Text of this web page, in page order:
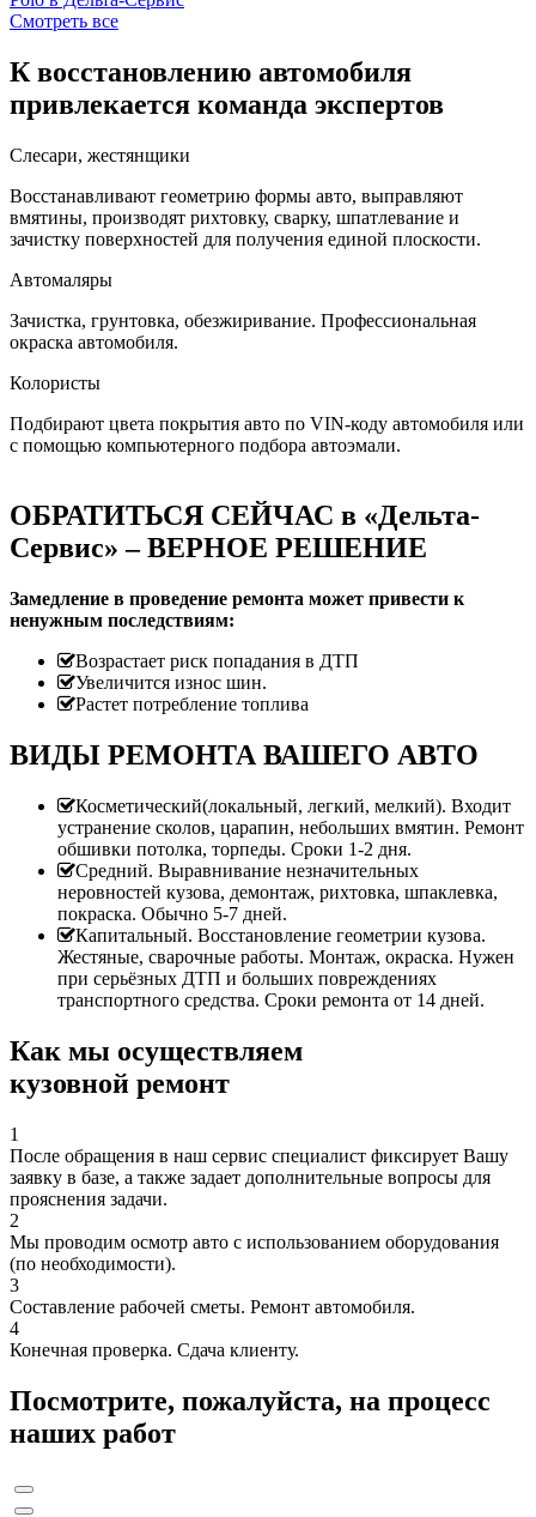
Смотреть все
К восстановлению автомобиля
привлекается команда экспертов
Слесари, жестянщики
Восстанавливают геометрию формы авто, выправляют
вмятины, производят рихтовку, сварку, шпатлевание и
зачистку поверхностей для получения единой плоскости.
Автомаляры
Зачистка, грунтовка, обезжиривание. Профессиональная
окраска автомобиля.
Колористы
Подбирают цвета покрытия авто по VIN-коду автомобиля или
с помощью компьютерного подбора автоэмали.
ОБРАТИТЬСЯ СЕЙЧАС в «Дельта-
Сервис» – ВЕРНОЕ РЕШЕНИЕ
Замедление в проведение ремонта может привести к
ненужным последствиям:
Возрастает риск попадания в ДТП
Увеличится износ шин.
Растет потребление топлива
ВИДЫ РЕМОНТА ВАШЕГО АВТО
Косметический(локальный, легкий, мелкий). Входит
устранение сколов, царапин, небольших вмятин. Ремонт
обшивки потолка, торпеды. Сроки 1-2 дня.
Средний. Выравнивание незначительных
неровностей кузова, демонтаж, рихтовка, шпаклевка,
покраска. Обычно 5-7 дней.
Капитальный. Восстановление геометрии кузова.
Жестяные, сварочные работы. Монтаж, окраска. Нужен
при серьёзных ДТП и больших повреждениях
транспортного средства. Сроки ремонта от 14 дней.
Как мы осуществляем
кузовной ремонт
1
После обращения в наш сервис специалист фиксирует Вашу
заявку в базе, а также задает дополнительные вопросы для
прояснения задачи.
2
Мы проводим осмотр авто с использованием оборудования
(по необходимости).
3
Составление рабочей сметы. Ремонт автомобиля.
4
Конечная проверка. Сдача клиенту.
Посмотрите, пожалуйста, на процесс
наших работ